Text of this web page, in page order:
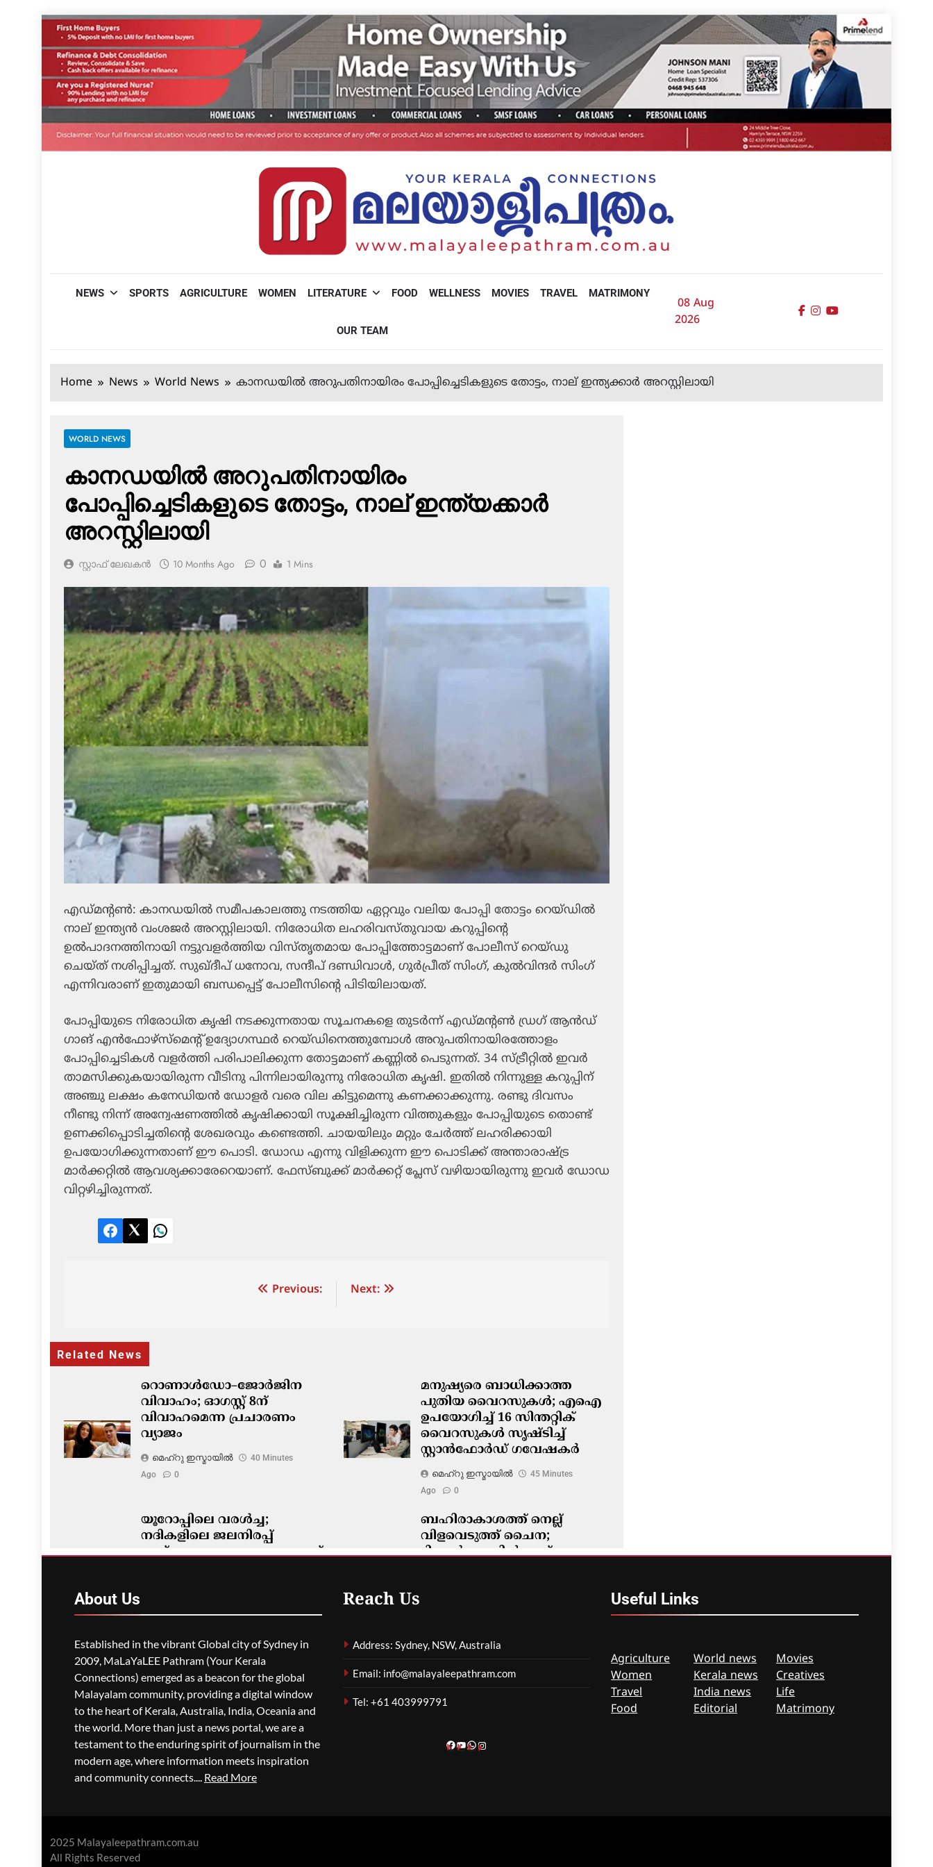
Skip
content
NEWS SPORTS AGRICULTURE WOMEN LITERATURE FOOD WELLNESS MOVIES TRAVEL MATRIMONY
OUR TEAM
08 Aug
2026
Home News World News കാനഡയില്‍ അറുപതിനായിരം പോപ്പിച്ചെടികളുടെ തോട്ടം, നാല് ഇന്ത്യക്കാര്‍ അറസ്റ്റിലായി
WORLD NEWS
കാനഡയില്‍ അറുപതിനായിരം
പോപ്പിച്ചെടികളുടെ തോട്ടം, നാല് ഇന്ത്യക്കാര്‍
അറസ്റ്റിലായി
സ്റ്റാഫ് ലേഖകൻ 10 Months Ago 0 1 Mins
എഡ്മന്റണ്‍: കാനഡയില്‍ സമീപകാലത്തു നടത്തിയ ഏറ്റവും വലിയ പോപ്പി തോട്ടം റെയ്ഡില്‍
നാല് ഇന്ത്യന്‍ വംശജര്‍ അറസ്റ്റിലായി. നിരോധിത ലഹരിവസ്തുവായ കറുപ്പിന്റെ
ഉല്‍പാദനത്തിനായി നട്ടുവളര്‍ത്തിയ വിസ്തൃതമായ പോപ്പിത്തോട്ടമാണ് പോലീസ് റെയ്ഡു
ചെയ്ത് നശിപ്പിച്ചത്. സുഖ്ദീപ് ധനോവ, സന്ദീപ് ദണ്ഡിവാള്‍, ഗുര്‍പ്രീത് സിംഗ്, കുല്‍വിന്ദര്‍ സിംഗ്
എന്നിവരാണ് ഇതുമായി ബന്ധപ്പെട്ട് പോലീസിന്റെ പിടിയിലായത്.
പോപ്പിയുടെ നിരോധിത കൃഷി നടക്കുന്നതായ സൂചനകളെ തുടര്‍ന്ന് എഡ്മന്റണ്‍ ഡ്രഗ് ആന്‍ഡ്
ഗാങ് എന്‍ഫോഴ്‌സ്‌മെന്റ് ഉദ്യോഗസ്ഥര്‍ റെയ്ഡിനെത്തുമ്പോള്‍ അറുപതിനായിരത്തോളം
പോപ്പിച്ചെടികള്‍ വളര്‍ത്തി പരിപാലിക്കുന്ന തോട്ടമാണ് കണ്ണില്‍ പെടുന്നത്. 34 സ്ട്രീറ്റില്‍ ഇവര്‍
താമസിക്കുകയായിരുന്ന വീടിനു പിന്നിലായിരുന്നു നിരോധിത കൃഷി. ഇതില്‍ നിന്നുള്ള കറുപ്പിന്
അഞ്ചു ലക്ഷം കനേഡിയന്‍ ഡോളര്‍ വരെ വില കിട്ടുമെന്നു കണക്കാക്കുന്നു. രണ്ടു ദിവസം
നീണ്ടു നിന്ന് അന്വേഷണത്തില്‍ കൃഷിക്കായി സൂക്ഷിച്ചിരുന്ന വിത്തുകളും പോപ്പിയുടെ തൊണ്ട്
ഉണക്കിപ്പൊടിച്ചതിന്റെ ശേഖരവും കണ്ടെത്തി. ചായയിലും മറ്റും ചേര്‍ത്ത് ലഹരിക്കായി
ഉപയോഗിക്കുന്നതാണ് ഈ പൊടി. ഡോഡ എന്നു വിളിക്കുന്ന ഈ പൊടിക്ക് അന്താരാഷ്ട്ര
മാര്‍ക്കറ്റില്‍ ആവശ്യക്കാരേറെയാണ്. ഫേസ്ബുക്ക് മാര്‍ക്കറ്റ് പ്ലേസ് വഴിയായിരുന്നു ഇവര്‍ ഡോഡ
വിറ്റഴിച്ചിരുന്നത്.
Facebook
TwitterLinkedIn
Previous: Next:
Related News
റൊണാൾഡോ–ജോർജിന
വിവാഹം; ഓഗസ്റ്റ് 8ന്
വിവാഹമെന്ന പ്രചാരണം
വ്യാജം
മെഹ്റു ഇസ്മായില്‍
40 Minutes
Ago
0
മനുഷ്യരെ ബാധിക്കാത്ത
പുതിയ വൈറസുകൾ; എഐ
ഉപയോഗിച്ച് 16 സിന്തറ്റിക്
വൈറസുകൾ സൃഷ്ടിച്ച്
സ്റ്റാൻഫോർഡ് ഗവേഷകർ
മെഹ്റു ഇസ്മായില്‍
45 Minutes
Ago
0
യൂറോപ്പിലെ വരൾച്ച;
നദികളിലെ ജലനിരപ്പ്
താഴ്ന്നതോടെ പുറത്തുവന്നത്
ബഹിരാകാശത്ത് നെല്ല്
വിളവെടുത്ത് ചൈന;
ടിയാൻഗോങിൽ രണ്ട് തലമുറ
About Us
Established in the vibrant Global city of Sydney in
2009, MaLaYaLEE Pathram (Your Kerala
Connections) emerged as a beacon for the global
Malayalam community, providing a digital window
to the heart of Kerala, Australia, India, Oceania and
the world. More than just a news portal, we are a
testament to the enduring spirit of journalism in the
modern age, where information meets inspiration
and community connects.... Read More
Reach Us
Address: Sydney, NSW, Australia
Email: info@malayaleepathram.com
Tel: +61 403999791
Facebook
YouTube
WhatsApp
Instagram
Useful Links
Agriculture
Women
Travel
Food
World news
Kerala news
India news
Editorial
Movies
Creatives
Life
Matrimony
2025 Malayaleepathram.com.au
All Rights Reserved